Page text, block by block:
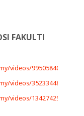
FAKULTI
videos/995058408036062
videos/352334482970589
videos/